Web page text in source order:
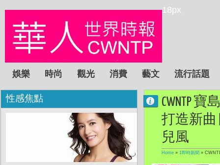
18px
娛樂 時尚 觀光 消費 藝文 流行話題
CWNTP
打造新曲
兒風
Home » 1即時新聞 »
性感焦點